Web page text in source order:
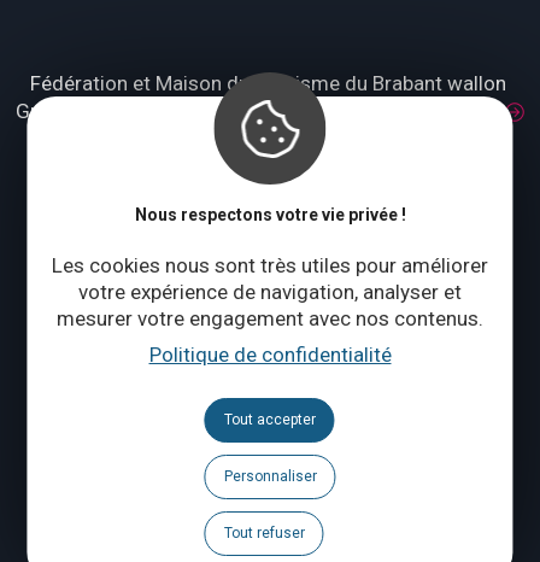
Nous respectons votre vie privée !
Les cookies nous sont très utiles pour améliorer
votre expérience de navigation, analyser et
mesurer votre engagement avec nos contenus.
Politique de confidentialité
Tout accepter
Personnaliser
Tout refuser
Fédération et Maison du Tourisme du Brabant wallon
Grand Place 1 – 1370 Jodoigne
+32 (0)10 56 09 70
Lundi : fermé
Mardi à jeudi : 09:00 – 17:00
Qui sommes-nous ?
CONTACTEZ-NOUS
Suivez-nous